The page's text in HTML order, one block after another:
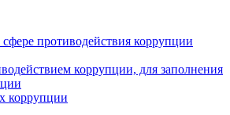
противодействия коррупции
коррупции, для заполнения
коррупции